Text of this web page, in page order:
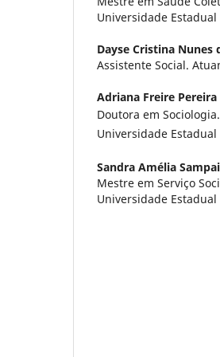
Universidade Estadual
Dayse Cristina Nunes
Assistente Social.
Adriana Freire Pereira
Doutora em
Universidade Estadual
Sandra Amélia
Mestre em Serviço
Universidade Estadual